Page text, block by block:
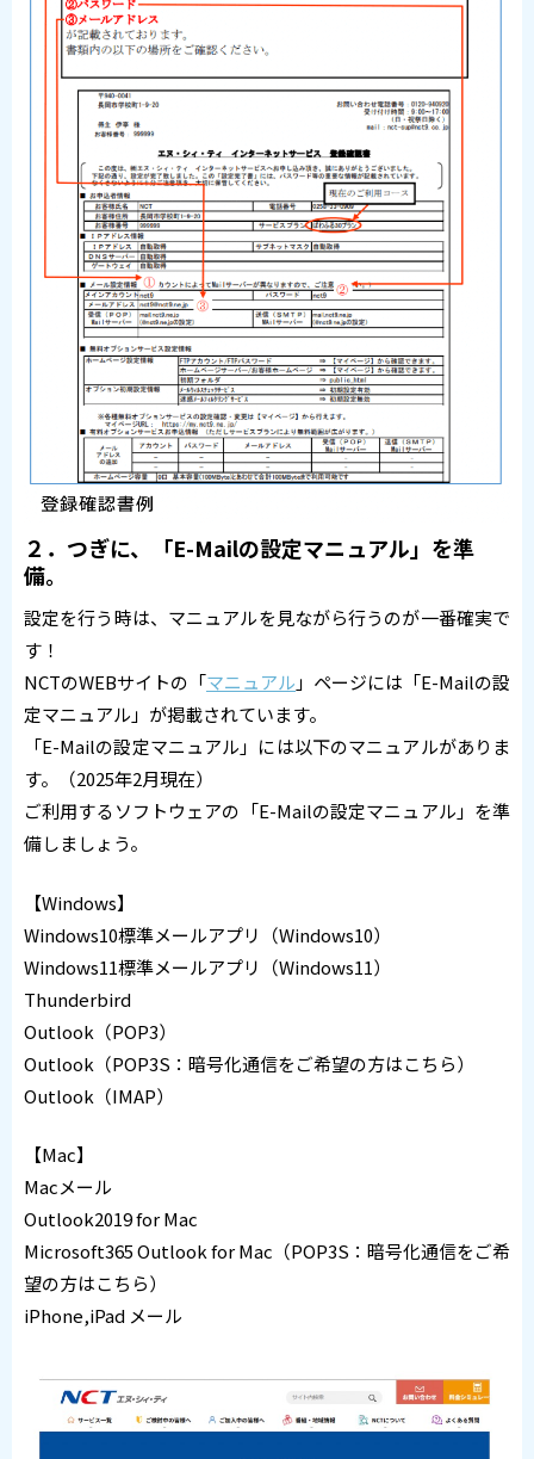
２．つぎに、「E-Mailの設定マニュアル」を準
備。
設定を行う時は、マニュアルを見ながら行うのが一番確実で
す！
NCTのWEBサイトの「マニュアル 」ページには「E-Mailの設
定マニュアル」が掲載されています。
「E-Mailの設定マニュアル」には以下のマニュアルがありま
す。（2025年2月現在）
ご利用するソフトウェアの「E-Mailの設定マニュアル」を準
備しましょう。
【Windows】
Windows10標準メールアプリ（Windows10）
Windows11標準メールアプリ（Windows11）
Thunderbird
Outlook（POP3）
Outlook（POP3S：暗号化通信をご希望の方はこちら）
Outlook（IMAP）
【Mac】
Macメール
Outlook2019 for Mac
Microsoft365 Outlook for Mac（POP3S：暗号化通信をご希
望の方はこちら）
iPhone,iPad メール